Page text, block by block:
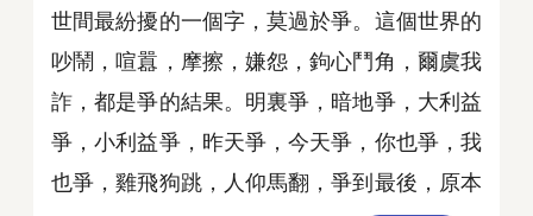
世間最紛擾的一個字，莫過於爭。這個世界的
吵鬧，喧囂，摩擦，嫌怨，鉤心鬥角，爾虞我
詐，都是爭的結果。明裏爭，暗地爭，大利益
爭，小利益爭，昨天爭，今天爭，你也爭，我
也爭，雞飛狗跳，人仰馬翻，爭到最後，原本